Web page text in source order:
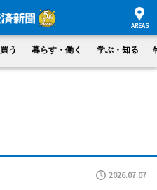
買う 暮らす・働く 学ぶ・知る
2026.07.07